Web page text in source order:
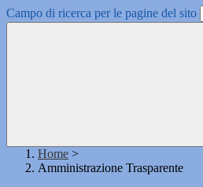
Campo di ricerca per le pagine del sito
Home >
Amministrazione Trasparente